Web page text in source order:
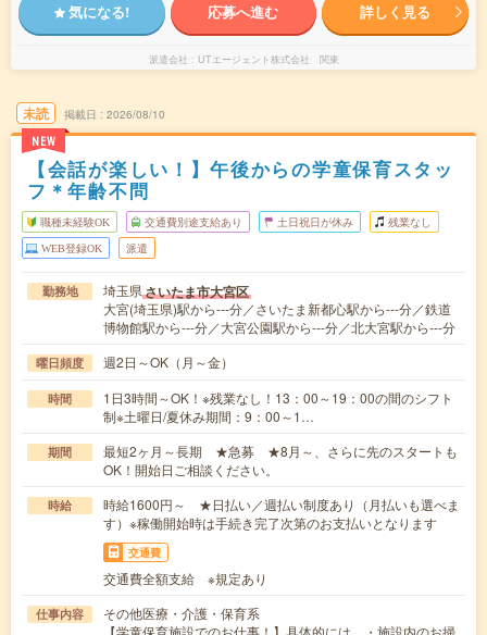
気になる! 応募へ進む 詳しく見る
派遣会社 UTエージェント株式会社 関東
未読
NEW
掲載日 2026/08/10
【会話が楽しい！】午後からの学童保育スタッ
フ＊年齢不問
職種未経験OK 交通費別途支給あり 土日祝日が休み 残業なし
WEB登録OK 派遣
勤務地 埼玉県さいたま市大宮区
大宮(埼玉県)駅から---分／さいたま新都心駅から---分／鉄道
博物館駅から---分／大宮公園駅から---分／北大宮駅から---分
曜日頻度 週2日～OK（月～金）
時間
1日3時間～OK！※残業なし！13：00～19：00の間のシフト
制※土曜日/夏休み期間：9：00～1…
期間
最短2ヶ月～長期 ★急募 ★8月～、さらに先のスタートも
OK！開始日ご相談ください。
時給
時給1600円～ ★日払い／週払い制度あり（月払いも選べま
す）※稼働開始時は手続き完了次第のお支払いとなります
交通費
交通費全額支給 ※規定あり
仕事内容
その他医療・介護・保育系